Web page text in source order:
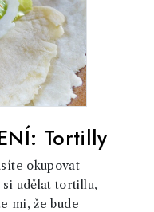
Tortilly
okupovat
udělat tortillu,
mi, že bude